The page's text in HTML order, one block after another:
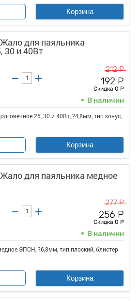
Корзина
для паяльника
30 и 40Вт
212 Р
192 Р
Скидка 0 Р
В наличии
25, 30 и 40Вт, ?4,8мм, тип конус,
Корзина
для паяльника медное
277 Р
256 Р
Скидка 0 Р
В наличии
ЭПСН, ?6,8мм, тип плоский, блистер
Корзина